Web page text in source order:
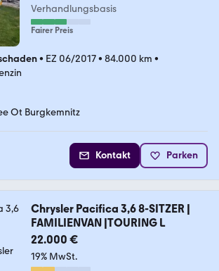
Verhandlungsbasis
Fairer Preis
• EZ 06/2017• 84.000 km •
Ot Burgkemnitz
Kontakt Parken
Chrysler Pacifica 3,6 8-SITZER |
FAMILIENVAN |TOURING L
22.000 €
19% MwSt.